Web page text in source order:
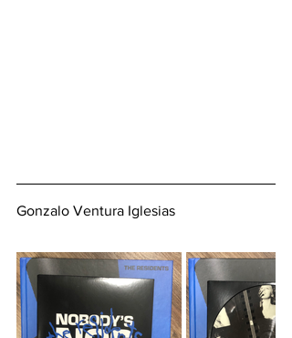
Gonzalo Ventura Iglesias